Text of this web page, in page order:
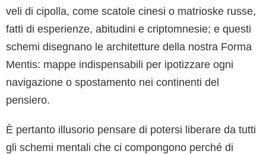
veli di cipolla, come scatole cinesi o matrioske russe,
fatti di esperienze, abitudini e criptomnesie; e questi
schemi disegnano le architetture della nostra Forma
Mentis: mappe indispensabili per ipotizzare ogni
navigazione o spostamento nei continenti del
pensiero.
È pertanto illusorio pensare di potersi liberare da tutti
gli schemi mentali che ci compongono perché di